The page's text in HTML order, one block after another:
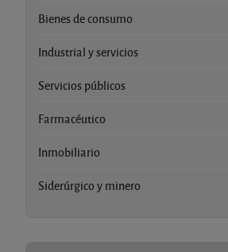
Bienes de consumo
Industrial y servicios
Servicios públicos
Farmacéutico
Inmobiliario
Siderúrgico y minero